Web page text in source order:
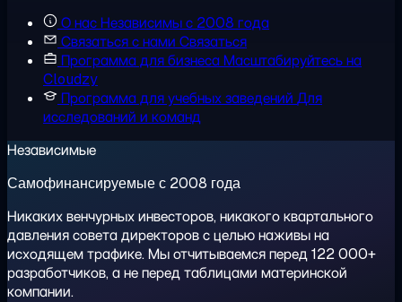
О насНезависимы с 2008 года
Связаться с нами Связаться
Программа для бизнесаМасштабируйтесь на
Cloudzy
Программа для учебных заведений Для
исследований и команд
Независимые
Самофинансируемые с 2008 года
Никаких венчурных инвесторов, никакого квартального
давления совета директоров с целью наживы на
исходящем трафике. Мы отчитываемся перед 122 000+
разработчиков, а не перед таблицами материнской
компании.